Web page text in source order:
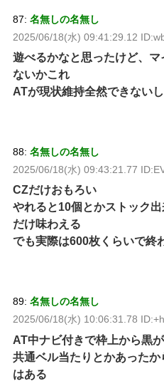
87: 名無しの名無し
2025/06/18(水) 09:41:29.12
遊べるかなと思ったけど、マ
ないかこれ
ATが現状維持全然できないし
88: 名無しの名無し
2025/06/18(水) 09:43:21.77
CZだけおもろい
やれると10個とかストック
だけ味わえる
でも実際は600枚くらいで終
89: 名無しの名無し
2025/06/18(水) 10:06:31.78
AT中ナビ付きで枠上から黒
共通ベル当たりとかあった
はある